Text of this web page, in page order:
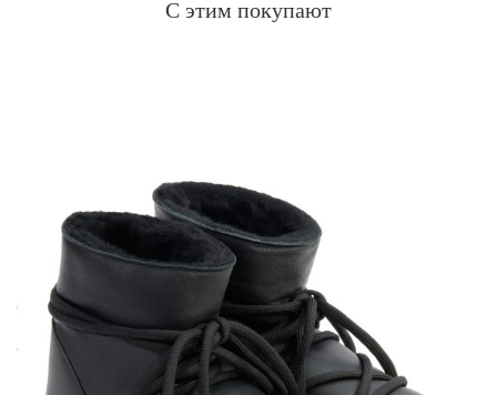
С этим покупают